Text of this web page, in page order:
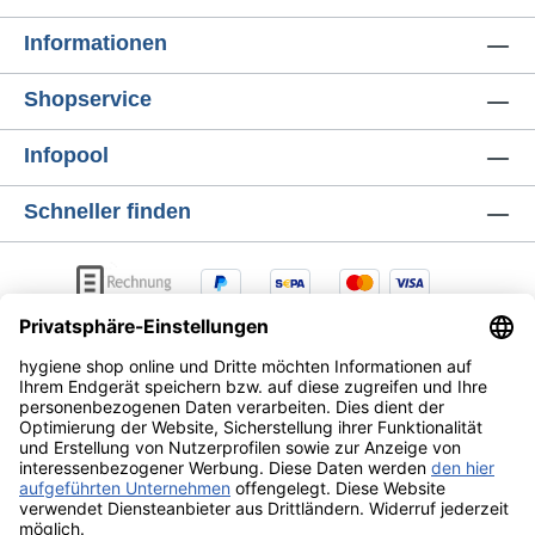
Fitness und Wellness Hotel, Beherbergung
und Gastronomie Industrie Medizin und
Pflege Veranstaltungen und Kultur
*Biozidprodukte vorsichtig verwenden stets
Informationen
Shopservice
Infopool
Schneller finden
AGB Lieferung & Versandkosten
Zahlungsarten